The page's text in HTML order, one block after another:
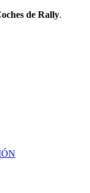
de Rally.